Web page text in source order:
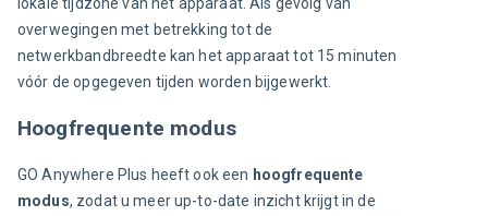
overwegingen met betrekking tot de
netwerkbandbreedte kan het apparaat tot 15 minuten
vóór de opgegeven tijden worden bijgewerkt.
Hoogfrequente modus
GO Anywhere Plus heeft ook een hoogfrequente
modus, zodat u meer up-to-date inzicht krijgt in de